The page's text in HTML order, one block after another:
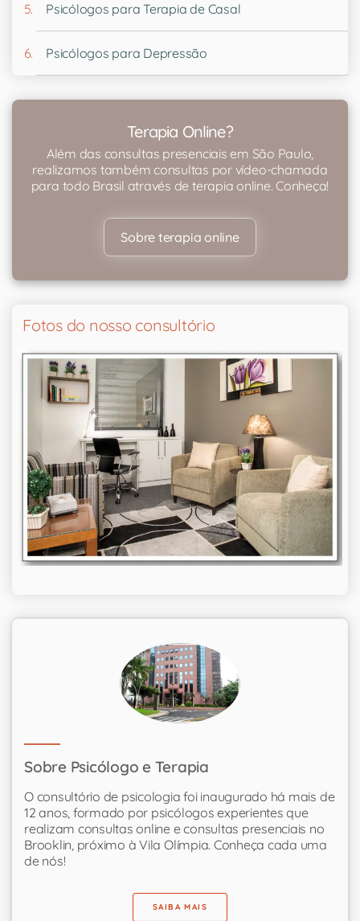
Psicólogos para Terapia de Casal
Psicólogos para Depressão
Terapia Online?
Além das consultas presenciais em São Paulo,
realizamos também consultas por vídeo-chamada
para todo Brasil através de terapia online. Conheça!
Sobre terapia online
Fotos do nosso consultório
Sobre Psicólogo e Terapia
O consultório de psicologia foi inaugurado há mais de
12 anos, formado por psicólogos experientes que
realizam consultas online e consultas presenciais no
Brooklin, próximo à Vila Olímpia. Conheça cada uma
de nós!
SAIBA MAIS